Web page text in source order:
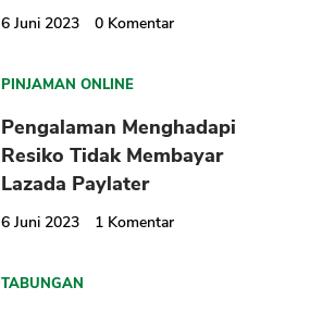
6 Juni 2023 0 Komentar
PINJAMAN ONLINE
Pengalaman Menghadapi
Resiko Tidak Membayar
Lazada Paylater
6 Juni 2023 1 Komentar
TABUNGAN